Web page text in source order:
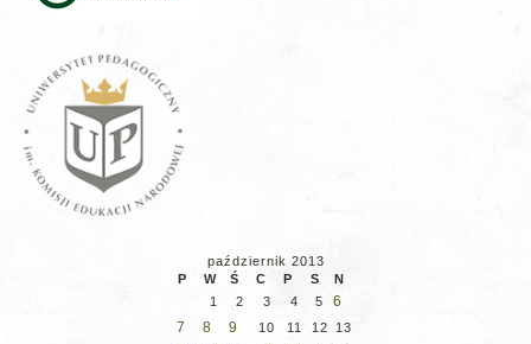
październik 2013
P
W Ś C P S
N
1
2 3 4 5
6
7
8 9 10 11 12 13